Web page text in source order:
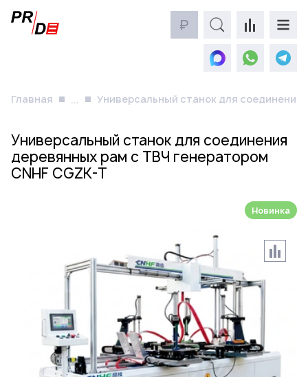
₽
Главная ... Универсальный станок для соединения
Универсальный станок для соединения
деревянных рам с ТВЧ генератором
CNHF CGZK-T
Новинка